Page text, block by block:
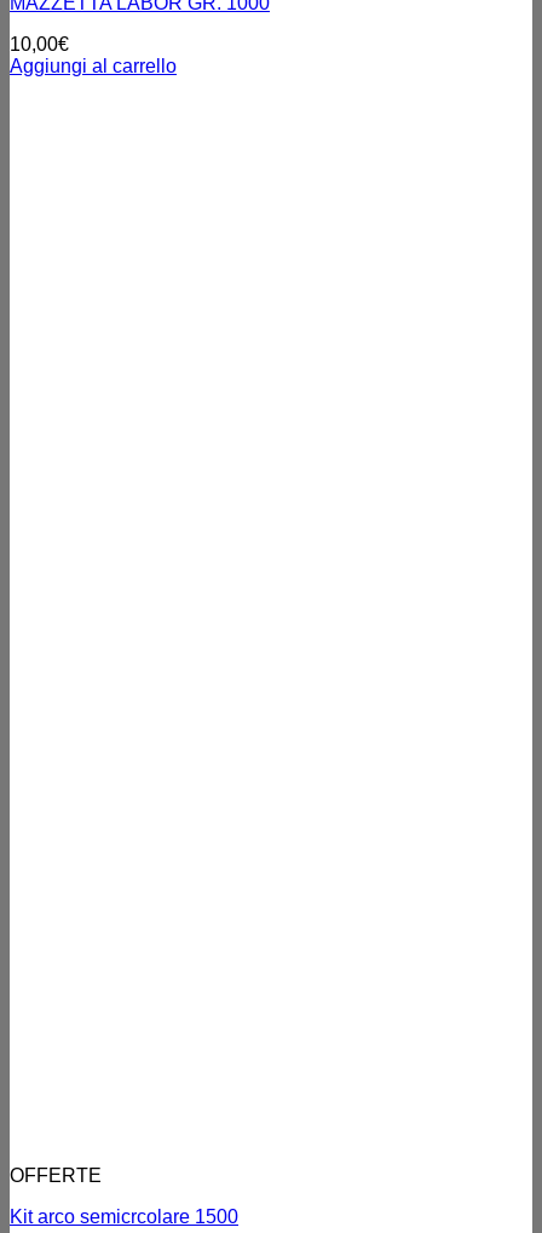
10,00€
Aggiungi al carrello
OFFERTE
Kit arco semicrcolare 1500